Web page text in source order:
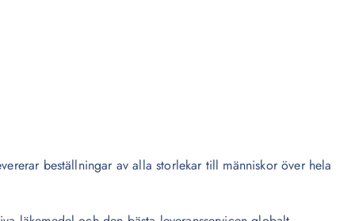
beställningar av alla storlekar till människor över hela